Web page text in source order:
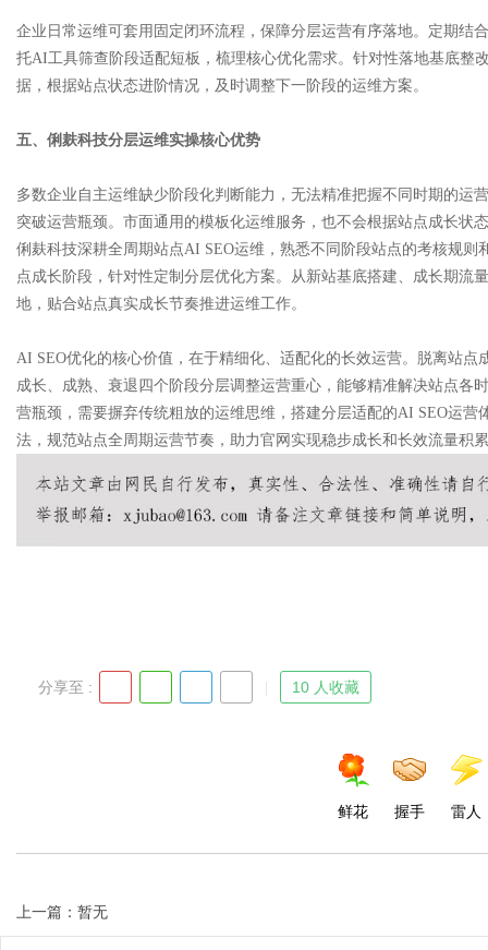
企业日常运维可套用固定闭环流程，保障分层运营有序落地。定期结
托AI工具筛查阶段适配短板，梳理核心优化需求。针对性落地基底整
据，根据站点状态进阶情况，及时调整下一阶段的运维方案。
五、俐麸科技分层运维实操核心优势
多数企业自主运维缺少阶段化判断能力，无法精准把握不同时期的运
突破运营瓶颈。市面通用的模板化运维服务，也不会根据站点成长状
俐麸科技深耕全周期站点AI SEO运维，熟悉不同阶段站点的考核规
点成长阶段，针对性定制分层优化方案。从新站基底搭建、成长期流
地，贴合站点真实成长节奏推进运维工作。
AI SEO优化的核心价值，在于精细化、适配化的长效运营。脱离站
成长、成熟、衰退四个阶段分层调整运营重心，能够精准解决站点各
营瓶颈，需要摒弃传统粗放的运维思维，搭建分层适配的AI SEO运
法，规范站点全周期运营节奏，助力官网实现稳步成长和长效流量积
分享至 : 10 人收藏
鲜花 握手 雷人
上一篇：暂无